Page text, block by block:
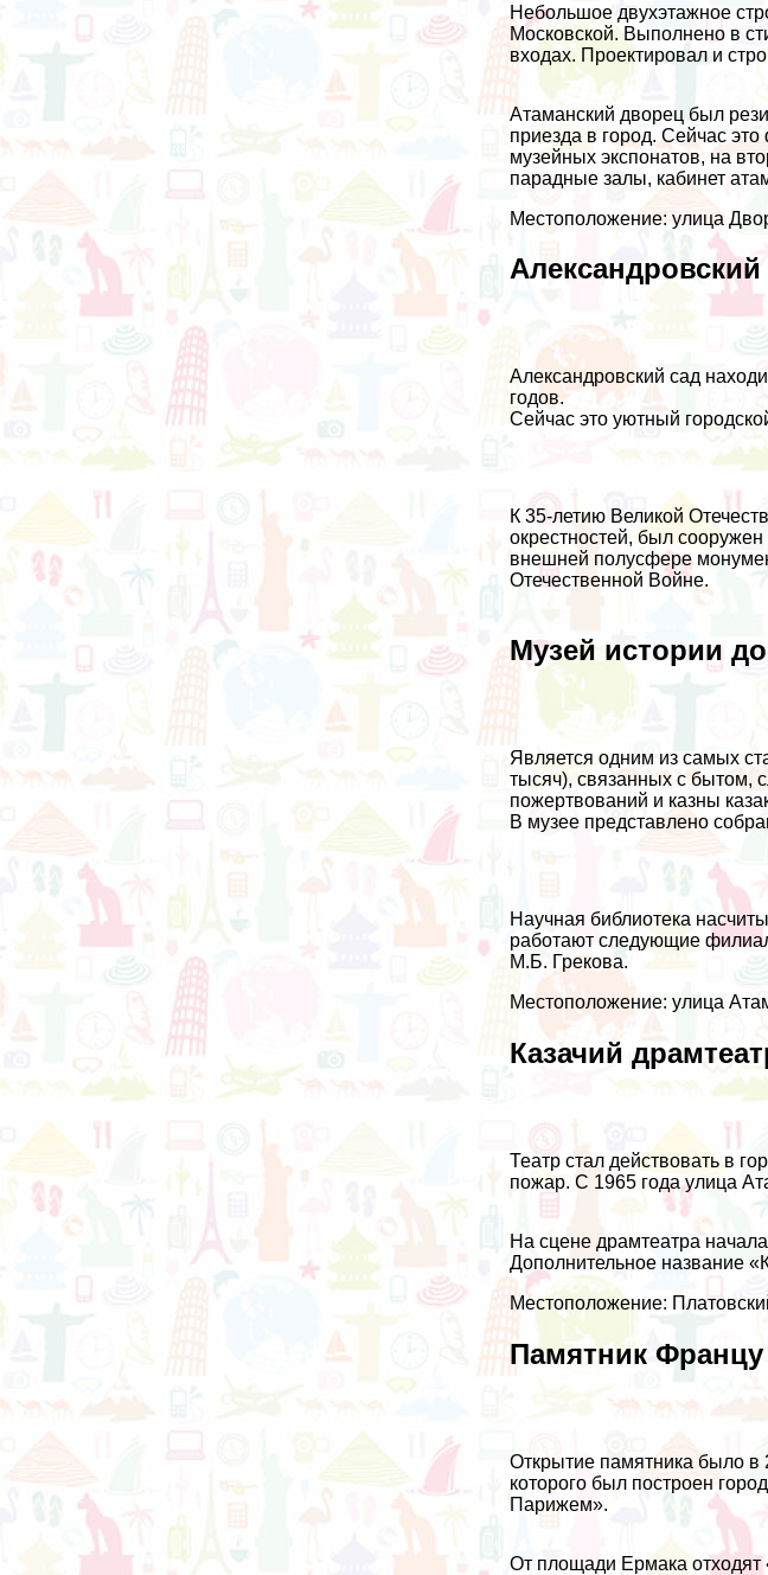
Небольшое двухэтажное
Московской. Выполнено в
входах. Проектировал и
Атаманский дворец был
приезда в город. Сейчас
музейных экспонатов, на
парадные залы, кабинет
Местоположение: улица
Александровский сад
годов.
Сейчас это уютный
К 35-летию Великой
окрестностей, был
внешней полусфере
Отечественной Войне.
Музей истории
Является одним из самых
тысяч), связанных с бытом,
пожертвований и казны
В музее представлено
Научная библиотека
работают следующие
М.Б. Грекова.
Местоположение: улица
Казачий
Театр стал действовать в
пожар. С 1965 года улица
На сцене драмтеатра
Дополнительное название
Местоположение:
Памятник
Открытие памятника было в
которого был построен
Парижем».
От площади Ермака отходят